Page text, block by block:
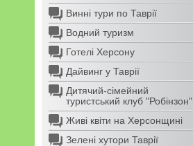
Винні тури по Таврії
Водний туризм
Готелі Херсону
Дайвинг у Таврії
Дитячий-сімейний
туристський клуб "Робінзон"
Живі квіти на Херсонщині
Зелені хутори Таврії